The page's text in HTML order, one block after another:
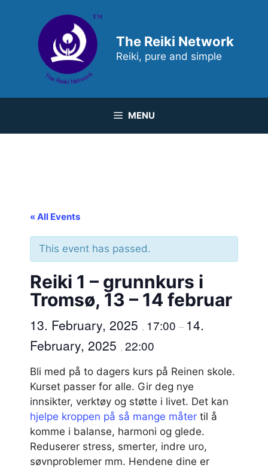
The Reiki Network
Reiki, pure and simple
MENU
« All Events
This event has passed.
Reiki 1 – grunnkurs i
Tromsø, 13 – 14 februar
13. February, 2025 , 17:00 – 14.
February, 2025 , 22:00
Bli med på to dagers kurs på Reinen skole.
Kurset passer for alle. Gir deg nye
innsikter, verktøy og støtte i livet. Det kan
hjelpe kroppen på så mange måter til å
komme i balanse, harmoni og glede.
Reduserer stress, smerter, indre uro,
søvnproblemer mm. Hendene dine er